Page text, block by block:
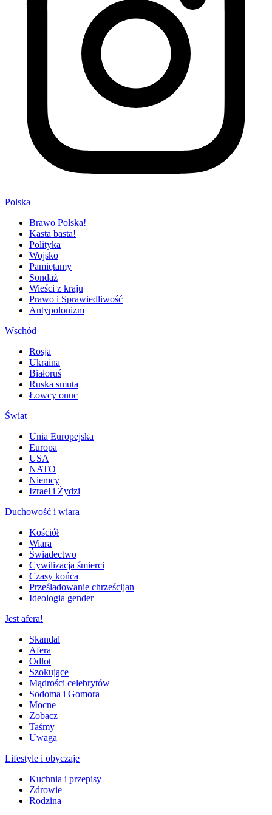
Polska
Brawo Polska!
Kasta basta!
Polityka
Wojsko
Pamiętamy
Sondaż
Wieści z kraju
Prawo i Sprawiedliwość
Antypolonizm
Wschód
Rosja
Ukraina
Białoruś
Ruska smuta
Łowcy onuc
Świat
Unia Europejska
Europa
USA
NATO
Niemcy
Izrael i Żydzi
Duchowość i wiara
Kościół
Wiara
Świadectwo
Cywilizacja śmierci
Czasy końca
Prześladowanie chrześcijan
Ideologia gender
Jest afera!
Skandal
Afera
Odlot
Szokujące
Mądrości celebrytów
Sodoma i Gomora
Mocne
Zobacz
Taśmy
Uwaga
Lifestyle i obyczaje
Kuchnia i przepisy
Zdrowie
Rodzina